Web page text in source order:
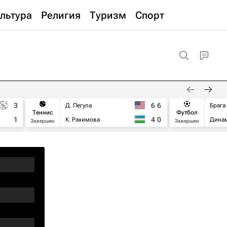
Религия Туризм Спорт
3
1
Теннис
Завершен
Д. Пегула
К. Рахимова
6 6
4 0
Футбол
Завершен
Брага